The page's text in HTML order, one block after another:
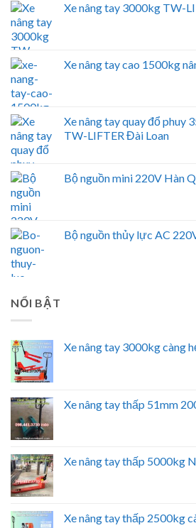
Xe nâng tay 3000kg TW-
Xe nâng tay cao 1500kg
Xe nâng tay quay đổ phuy
TW-LIFTER Đài Loan
Bộ nguồn mini 220V Hàn
Bộ nguồn thủy lực AC
NỔI BẬT
Xe nâng tay 3000kg càng
Xe nâng tay thấp 51mm
Xe nâng tay thấp 5000kg
Xe nâng tay thấp 2500kg